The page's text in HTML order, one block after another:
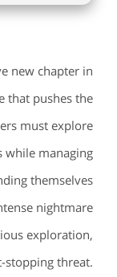
new chapter in
that pushes the
must explore
while managing
themselves
nightmare
exploration,
stopping threat.